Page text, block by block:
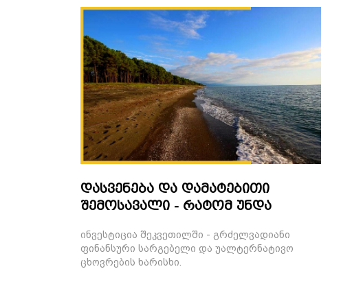
დასვენება და დამატებითი
შემოსავალი - რატომ უნდა
შეკვეთილში
ინვესტიცია შეკვეთილში - გრძელვადიანი
ფინანსური სარგებელი და უალტერნატივო
ცხოვრების ხარისხი.